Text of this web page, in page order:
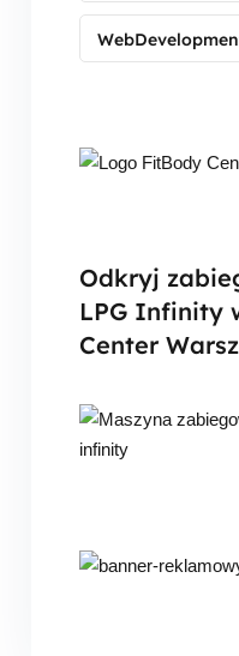
Odkryj
LPG Infinity
Center